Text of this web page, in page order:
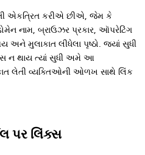
એકત્રિત કરીએ છીએ, જેમ કે
નામ, બ્રાઉઝર પ્રકાર, ઑપરેટિંગ
અને મુલાકાત લીધેલા પૃષ્ઠો. જ્યાં સુધી
ન થાય ત્યાં સુધી અમે આ
લેતી વ્યક્તિઓની ઓળખ સાથે લિંક
પર લિંક્સ